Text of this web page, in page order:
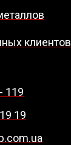
клиентов
119
19